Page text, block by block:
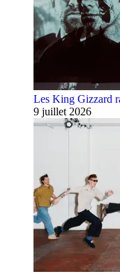
Les King Gizzard
9 juillet 2026